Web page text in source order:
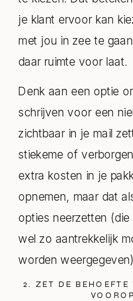
je klant ervoor kan
met jou in zee te
daar ruimte voor laat.
Denk aan een optie
schrijven voor een
zichtbaar in je mail
stiekeme of
extra kosten in je
opnemen, maar dat
opties neerzetten (die
wel zo aantrekkelijk
worden
2. ZET DE BEHOEFTE
VOOROP